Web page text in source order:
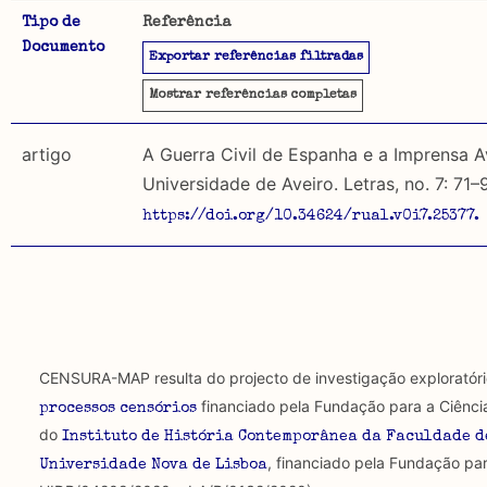
Este mapeamento pretende reunir o material
distinção entre material publicado antes de 1974,
1974, ou seja, sem ser sujeito a censura, incidindo a
Metodologia selecção de corpus
algumas das publicações que aqui se encontram
A CENSURA-MAP permite uma pesquisa por
utilizados. É igualmente possível pesquisar por:
Tipo de censura investigada
Regulatória: Censura estipulada por lei,
secular ou religioso e executada por agentes oficiais.
Regulatória e Constitutiva : são combinadas
Tipo investigação realizada
Tipo de
Documento
Referência
Exportar referências filtradas
Mostrarreferências completas
artigo
A Guerra Civil de Espanha e a Imprensa
Universidade de Aveiro. Letras, no. 7:
https://doi.org/10.34624/rual.v0i7.25377.
CENSURA-MAP resulta do projecto de investigação
processos censóriosfinanciado pela Fundação para a
do Instituto de História Contemporânea da Faculdade
Universidade Nova de Lisboa, financiado pela Fundação